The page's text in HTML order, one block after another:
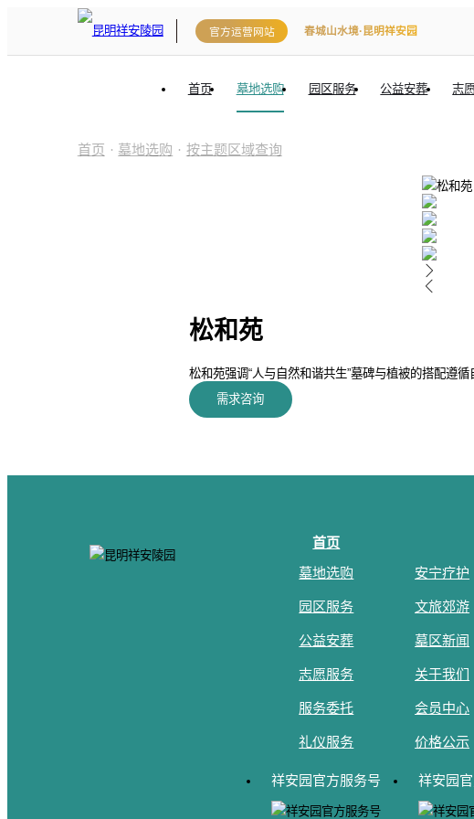
官方运营网站 春城山水境·昆明祥安园
首页 墓地选购 园区服务 公益安葬 志
首页 · 墓地选购 · 按主题区域查询
松和苑
松和苑强调“人与自然和谐共生”墓碑与植被的搭配遵
需求咨询
首页
墓地选购
园区服务
公益安葬
志愿服务
服务委托
礼仪服务
安宁疗护
文旅郊游
墓区新闻
关于我们
会员中心
价格公示
祥安园官方服务号 祥安园